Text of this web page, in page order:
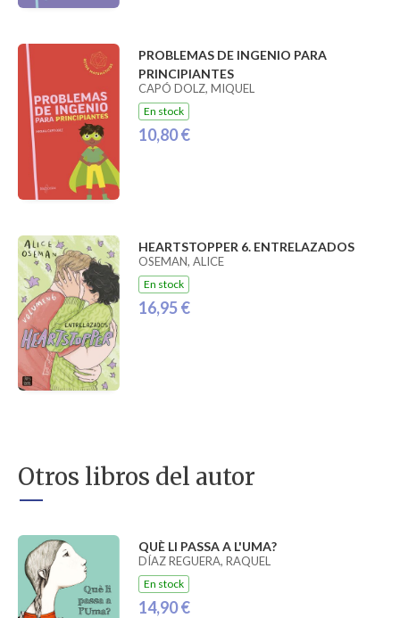
PROBLEMAS DE INGENIO PARA
PRINCIPIANTES
CAPÓ DOLZ, MIQUEL
En stock
10,80 €
HEARTSTOPPER 6. ENTRELAZADOS
OSEMAN, ALICE
En stock
16,95 €
Otros libros del autor
QUÈ LI PASSA A L'UMA?
DÍAZ REGUERA, RAQUEL
En stock
14,90 €